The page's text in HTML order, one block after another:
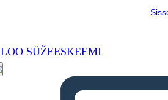
LOO SÜŽEESKEEMI